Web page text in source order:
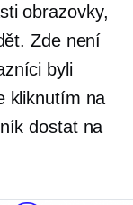
obrazovky,
Zde není
byli
kliknutím na
dostat na